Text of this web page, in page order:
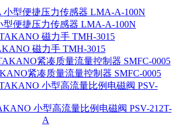
型便捷压力传感器 LMA-A-100N
磁力手 TMH-3015
紧凑质量流量控制器 SMFC-0005
小型高流量比例电磁阀 PSV-212T-
A